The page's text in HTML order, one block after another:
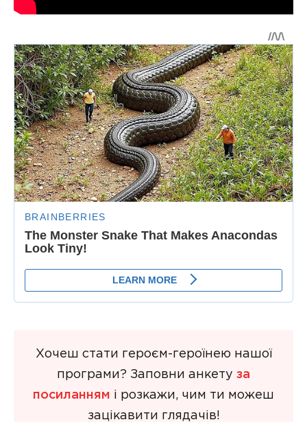
Хочеш стати героєм-героїнею нашої
програми? Заповни анкету за
посиланням і розкажи, чим ти можеш
зацікавити глядачів!